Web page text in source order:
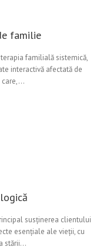
familie
familială sistemică,
interactivă afectată de
care,…
susținerea clientului
esențiale ale vieții, cu
stării…